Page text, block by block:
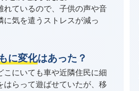
れているので、子供の声や音
に気を遣うストレスが減っ
に変化はあった？
こにいても車や近隣住民に細
はらって遊ばせていたが、移